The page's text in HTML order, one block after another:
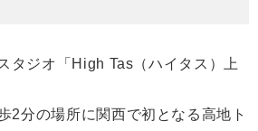
2分の場所に関西で初となる高地ト